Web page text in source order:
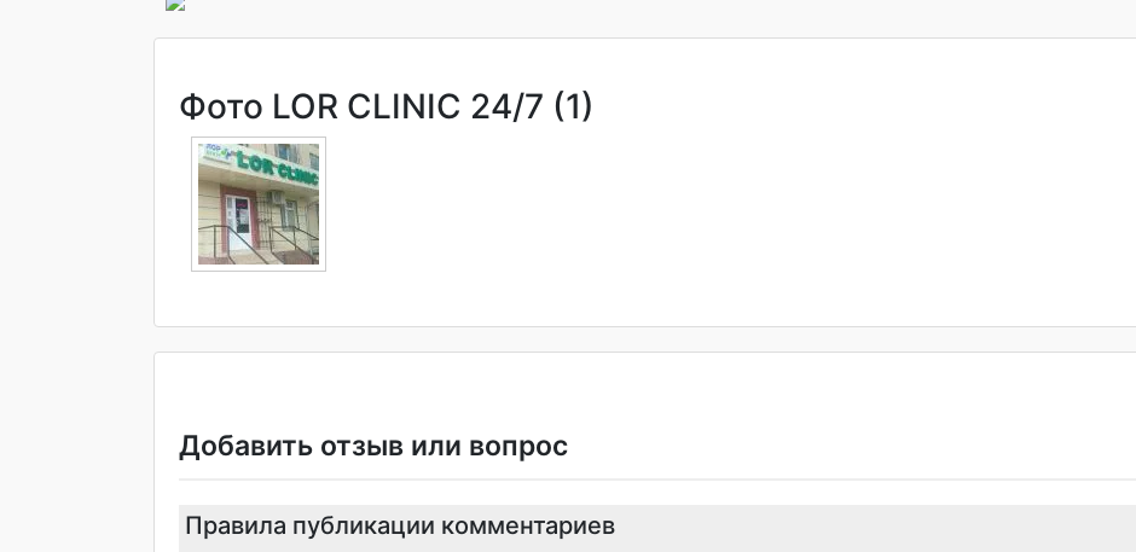
Фото LOR CLINIC 24/7 (1)
Добавить отзыв или вопрос
Правила публикации комментариев